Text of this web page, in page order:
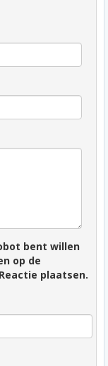
bent willen
op de
plaatsen.